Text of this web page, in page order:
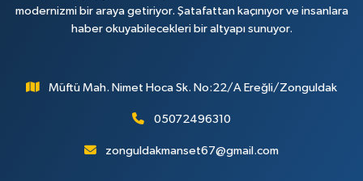
modernizmi bir araya getiriyor. Şatafattan kaçınıyor ve insanlara
haber okuyabilecekleri bir altyapı sunuyor.
Müftü Mah. Nimet Hoca Sk. No:22/A Ereğli/Zonguldak
05072496310
zonguldakmanset67@gmail.com